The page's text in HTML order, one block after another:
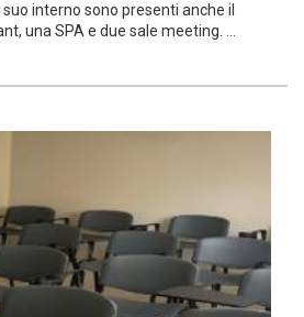
interno sono presenti anche il
una SPA e due sale meeting. ...